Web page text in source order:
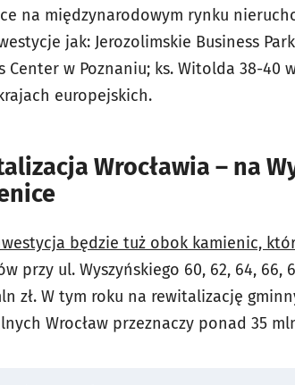
na międzynarodowym rynku
jak: Jerozolimskie Business
Center w Poznaniu; ks. Witolda 38-40
europejskich.
Wrocławia – na
będzie tuż obok kamienic,
przy ul. Wyszyńskiego 60, 62, 64,
zł. W tym roku na rewitalizację
Wrocław przeznaczy ponad 35